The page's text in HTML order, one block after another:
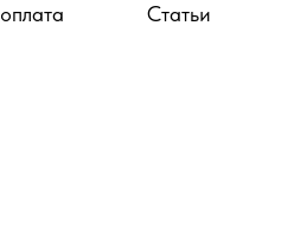
Статьи